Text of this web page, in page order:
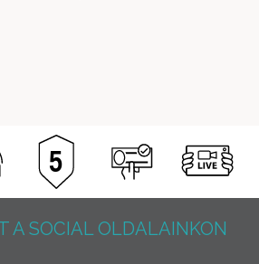
A SOCIAL OLDALAINKON